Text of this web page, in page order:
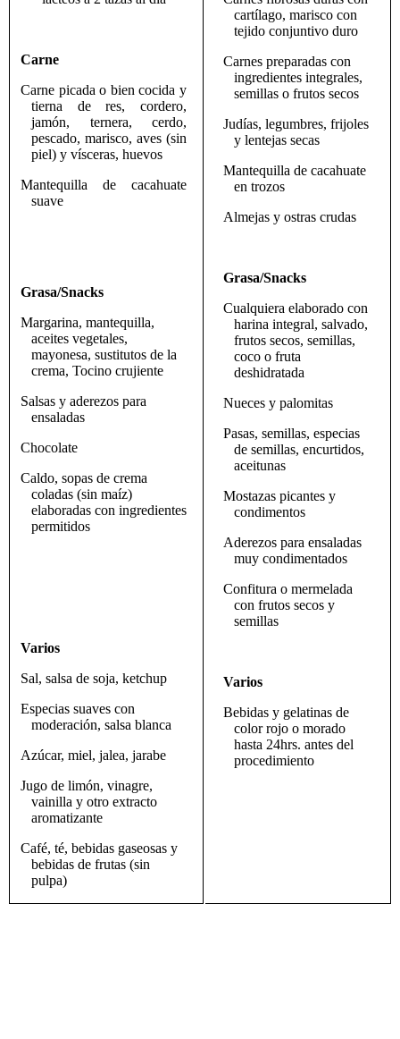
Carne
Carne picada o bien cocida y
tierna de res, cordero,
jamón, ternera, cerdo,
pescado, marisco, aves (sin
piel) y vísceras, huevos
Mantequilla de cacahuate
suave
Grasa/Snacks
Margarina, mantequilla,
aceites vegetales,
mayonesa, sustitutos de la
crema, Tocino crujiente
Salsas y aderezos para
ensaladas
Chocolate
Caldo, sopas de crema
coladas (sin maíz)
elaboradas con ingredientes
permitidos
Varios
Sal, salsa de soja, ketchup
Especias suaves con
moderación, salsa blanca
Azúcar, miel, jalea, jarabe
Jugo de limón, vinagre,
vainilla y otro extracto
aromatizante
Café, té, bebidas gaseosas y
bebidas de frutas (sin
pulpa)
cartílago, marisco con
tejido conjuntivo duro
Carnes preparadas con
ingredientes integrales,
semillas o frutos secos
Judías, legumbres, frijoles
y lentejas secas
Mantequilla de cacahuate
en trozos
Almejas y ostras crudas
Grasa/Snacks
Cualquiera elaborado con
harina integral, salvado,
frutos secos, semillas,
coco o fruta
deshidratada
Nueces y palomitas
Pasas, semillas, especias
de semillas, encurtidos,
aceitunas
Mostazas picantes y
condimentos
Aderezos para ensaladas
muy condimentados
Confitura o mermelada
con frutos secos y
semillas
Varios
Bebidas y gelatinas de
color rojo o morado
hasta 24hrs. antes del
procedimiento